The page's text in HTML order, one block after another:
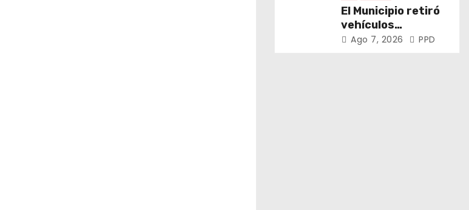
niños y
adolescentes
El Municipio retiró
vehículos
abandonados de
Ago 7, 2026 PPD